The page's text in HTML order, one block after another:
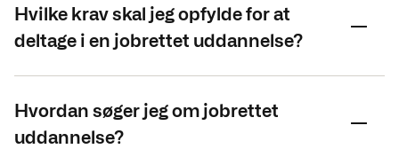
Hvilke krav skal jeg opfylde for at
deltage i en jobrettet uddannelse?
Hvordan søger jeg om jobrettet
uddannelse?